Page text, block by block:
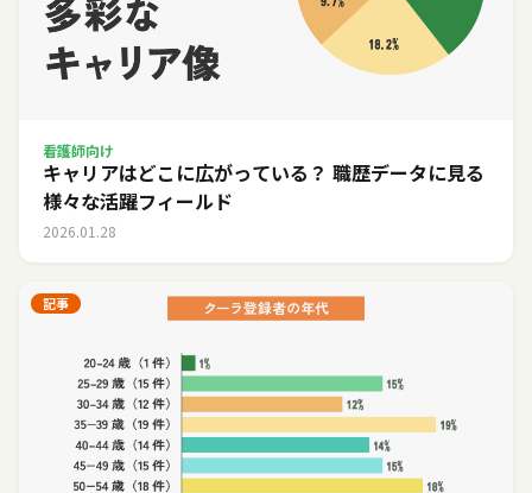
看護師向け
キャリアはどこに広がっている？ 職歴データに見る
様々な活躍フィールド
2026.01.28
記事